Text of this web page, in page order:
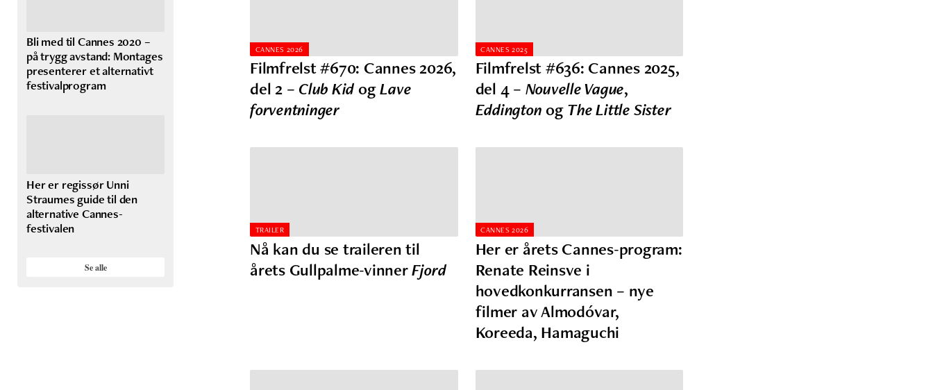
CANNES 2026
Filmfrelst #670: Cannes 2026,
del 2 –Club KidogLave
forventninger
CANNES 2025
Filmfrelst #636: Cannes 2025,
del 4 – Nouvelle Vague,
Eddington ogThe Little Sister
TRAILER
Nå kan du se traileren til
årets Gullpalme-vinnerFjord
CANNES 2026
Her er årets Cannes-program:
Renate Reinsve i
hovedkonkurransen – nye
filmer av Almodóvar,
Koreeda, Hamaguchi
Bli med til Cannes 2020 –
på trygg avstand: Montages
presenterer et alternativt
festivalprogram
Her er regissør Unni
Straumes guide til den
alternative Cannes-
festivalen
Se alle